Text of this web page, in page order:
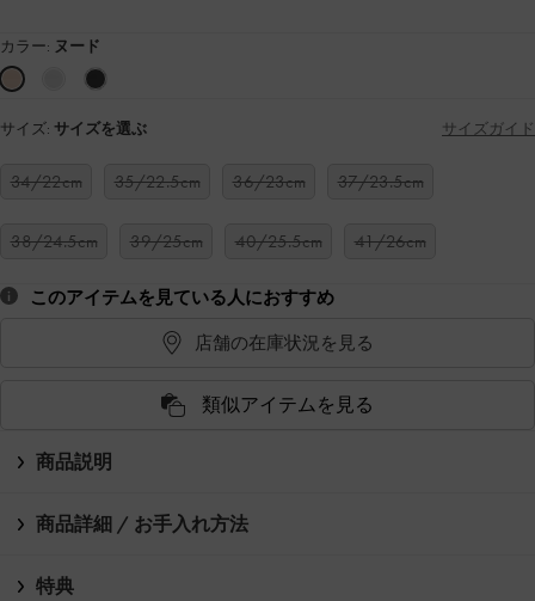
カラー: ヌード
サイズ: サイズを選ぶ サイズガイド
34/22cm 35/22.5cm 36/23cm 37/23.5cm
38/24.5cm 39/25cm 40/25.5cm 41/26cm
このアイテムを見ている人におすすめ
店舗の在庫状況を見る
類似アイテムを見る
商品説明
商品詳細 / お手入れ方法
特典